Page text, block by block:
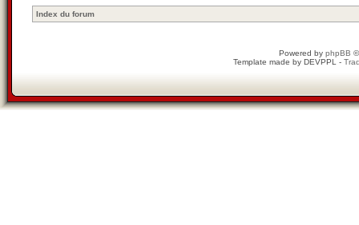
Index du forum
Powered by phpBB
Template made by DEVPPL -